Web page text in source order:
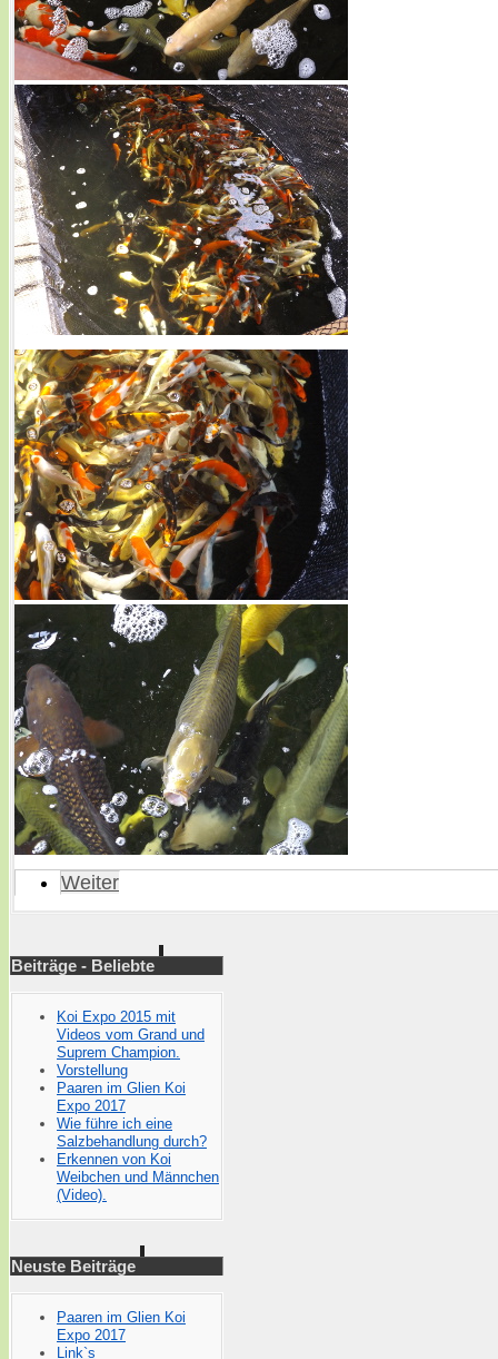
Weiter
Beiträge - Beliebte
Koi Expo 2015 mit
Videos vom Grand und
Suprem Champion.
Vorstellung
Paaren im Glien Koi
Expo 2017
Wie führe ich eine
Salzbehandlung durch?
Erkennen von Koi
Weibchen und Männchen
(Video).
Neuste Beiträge
Paaren im Glien Koi
Expo 2017
Link`s